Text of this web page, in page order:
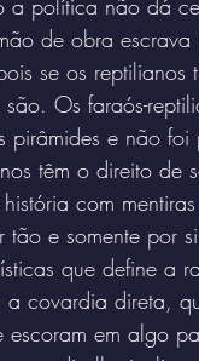
a política não dá
de obra
se os reptilianos
Os faraós-
pirâmides e não
têm o direito de
com
tão e somente por
que define a
covardia direta,
escoram em algo